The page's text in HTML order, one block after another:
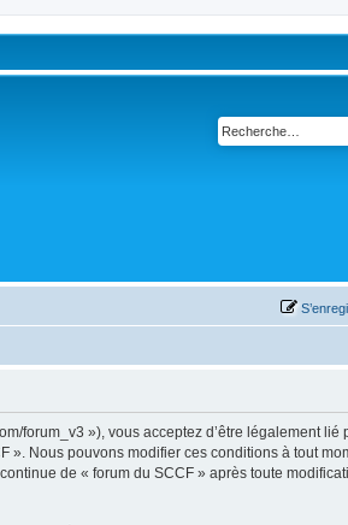
forum_v3 »), vous acceptez d’être légalement lié
». Nous pouvons modifier ces conditions à tout
de « forum du SCCF » après toute